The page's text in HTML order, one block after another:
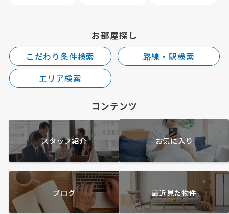
お部屋探し
こだわり条件検索
路線・駅検索
エリア検索
コンテンツ
スタッフ紹介 お気に入り
ブログ 最近見た物件